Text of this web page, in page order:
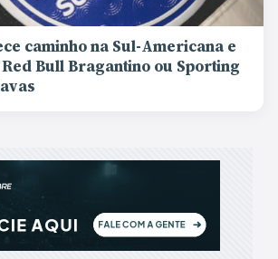
caminho na Sul-Americana e
Bull Bragantino ou Sporting